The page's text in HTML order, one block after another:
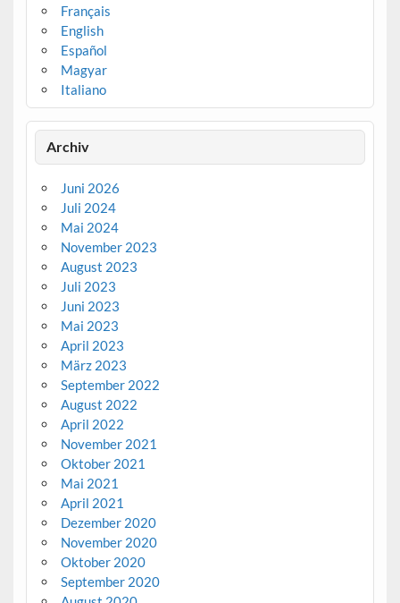
Français
English
Español
Magyar
Italiano
Archiv
Juni 2026
Juli 2024
Mai 2024
November 2023
August 2023
Juli 2023
Juni 2023
Mai 2023
April 2023
März 2023
September 2022
August 2022
April 2022
November 2021
Oktober 2021
Mai 2021
April 2021
Dezember 2020
November 2020
Oktober 2020
September 2020